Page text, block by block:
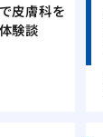
皮膚科を
験談